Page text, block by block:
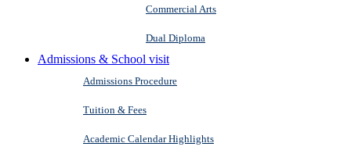
Commercial Arts
Dual Diploma
Admissions & School visit
Admissions Procedure
Tuition & Fees
Academic Calendar Highlights